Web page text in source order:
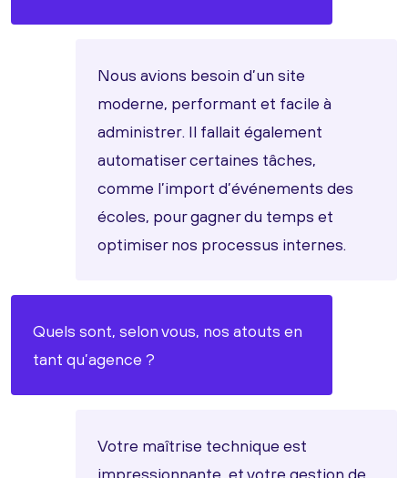
Nous avions besoin d’un site
moderne, performant et facile à
administrer. Il fallait également
automatiser certaines tâches,
comme l’import d’événements des
écoles, pour gagner du temps et
optimiser nos processus internes.
Quels sont, selon vous, nos atouts en
tant qu’agence ?
Votre maîtrise technique est
impressionnante, et votre gestion de